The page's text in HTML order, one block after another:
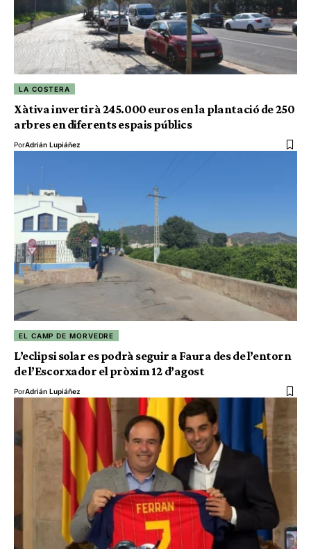
LA COSTERA
Xàtiva invertirà 245.000 euros en la plantació de 250
arbres en diferents espais públics
PorAdrián Lupiáñez
EL CAMP DE MORVEDRE
L’eclipsi solar es podrà seguir a Faura des de l’entorn
de l’Escorxador el pròxim 12 d’agost
PorAdrián Lupiáñez